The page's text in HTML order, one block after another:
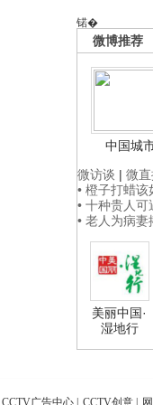
锘�
微博推荐
中国城
微访谈 | 微直
• 橙子打蜡该
• 十种贵人可
• 老人为病
美丽中国·
湿地行
CCTV广告中心 CCTV创意